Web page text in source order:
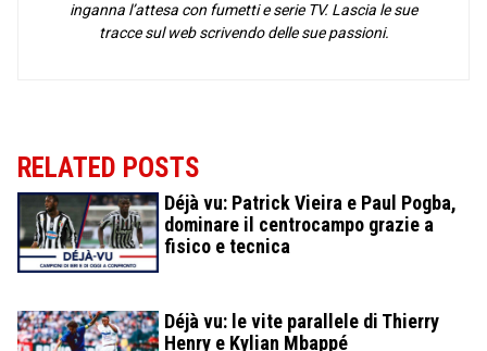
inganna l’attesa con fumetti e serie TV. Lascia le sue
tracce sul web scrivendo delle sue passioni.
RELATED POSTS
Déjà vu: Patrick Vieira e Paul Pogba,
dominare il centrocampo grazie a
fisico e tecnica
Déjà vu: le vite parallele di Thierry
Henry e Kylian Mbappé